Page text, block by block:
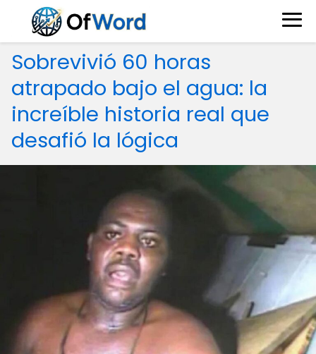
Sobrevivió 60 horas
atrapado bajo el agua: la
increíble historia real que
desafió la lógica